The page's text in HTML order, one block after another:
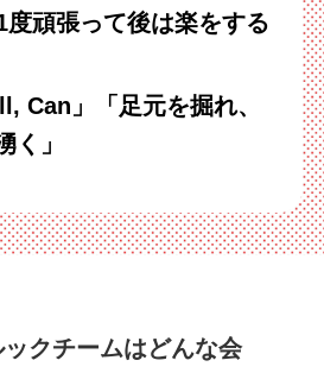
度頑張って後は楽をする
Can」「足元を掘れ、
く」
クチームはどんな会